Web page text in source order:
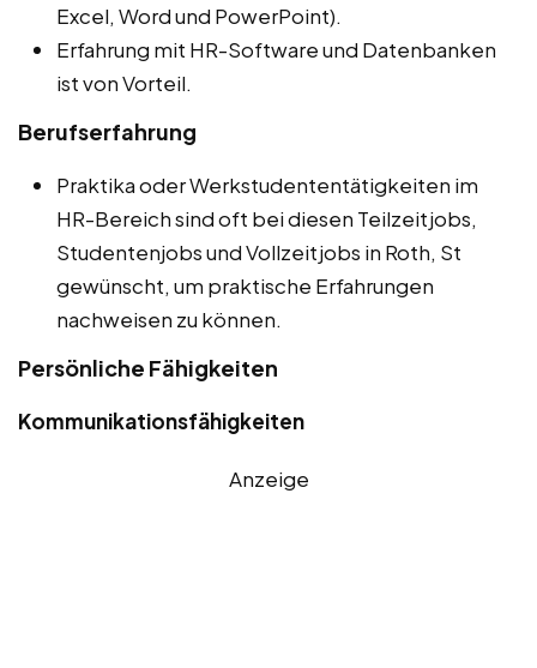
Excel, Word und PowerPoint).
Erfahrung mit HR-Software und Datenbanken
ist von Vorteil.
Berufserfahrung
Praktika oder Werkstudententätigkeiten im
HR-Bereich sind oft bei diesen Teilzeitjobs,
Studentenjobs und Vollzeitjobs in Roth, St
gewünscht, um praktische Erfahrungen
nachweisen zu können.
Persönliche Fähigkeiten
Kommunikationsfähigkeiten
Anzeige